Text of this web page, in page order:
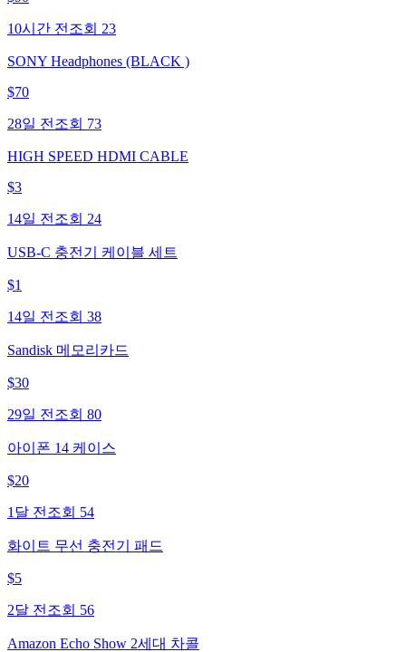
10시간 전 조회 23
SONY Headphones (BLACK )
$70
28일 전 조회 73
HIGH SPEED HDMI CABLE
$3
14일 전 조회 24
USB-C 충전기 케이블 세트
$1
14일 전 조회 38
Sandisk 메모리카드
$30
29일 전 조회 80
아이폰 14 케이스
$20
1달 전 조회 54
화이트 무선 충전기 패드
$5
2달 전 조회 56
Amazon Echo Show 2세대 차콜